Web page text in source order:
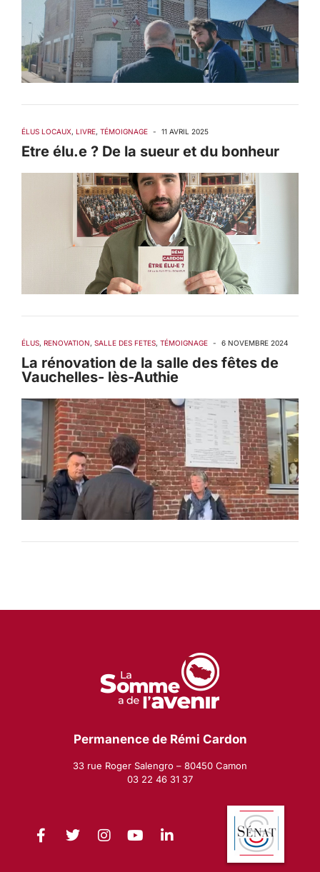
ÉLUS LOCAUX, LIVRE, TÉMOIGNAGE - 11 AVRIL 2025
Etre élu.e ? De la sueur et du bonheur
ÉLUS, RENOVATION, SALLE DES FETES, TÉMOIGNAGE - 6 NOVEMBRE 2024
La rénovation de la salle des fêtes de
Vauchelles- lès-Authie
Permanence de Rémi Cardon
33 rue Roger Salengro – 80450 Camon
03 22 46 31 37